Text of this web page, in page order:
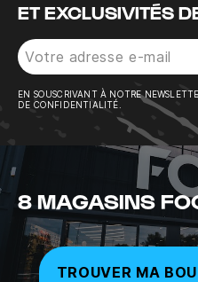
ET EXCLUSIVITÉS
EN SOUSCRIVANT À NOTRE
DE CONFIDENTIALITÉ.
8 MAGASINS
TROUVER MA